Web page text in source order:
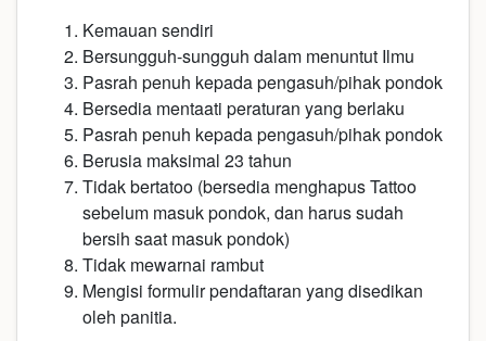
Kemauan sendiri
Bersungguh-sungguh dalam menuntut Ilmu
Pasrah penuh kepada pengasuh/pihak pondok
Bersedia mentaati peraturan yang berlaku
Pasrah penuh kepada pengasuh/pihak pondok
Berusia maksimal 23 tahun
Tidak bertatoo (bersedia menghapus Tattoo
sebelum masuk pondok, dan harus sudah
bersih saat masuk pondok)
Tidak mewarnai rambut
Mengisi formulir pendaftaran yang disedikan
oleh panitia.